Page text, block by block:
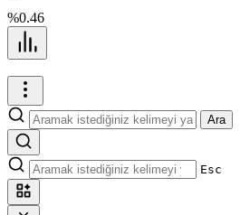
%0.46
Ara
Esc